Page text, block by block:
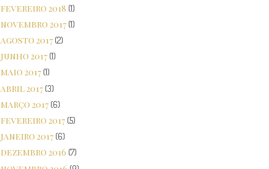
fevereiro 2018 (1)
novembro 2017 (1)
agosto 2017 (2)
junho 2017 (1)
maio 2017 (1)
abril 2017 (3)
março 2017 (6)
fevereiro 2017 (5)
janeiro 2017 (6)
dezembro 2016 (7)